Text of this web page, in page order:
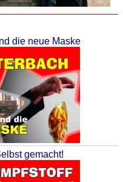
die neue Maske
gemacht!